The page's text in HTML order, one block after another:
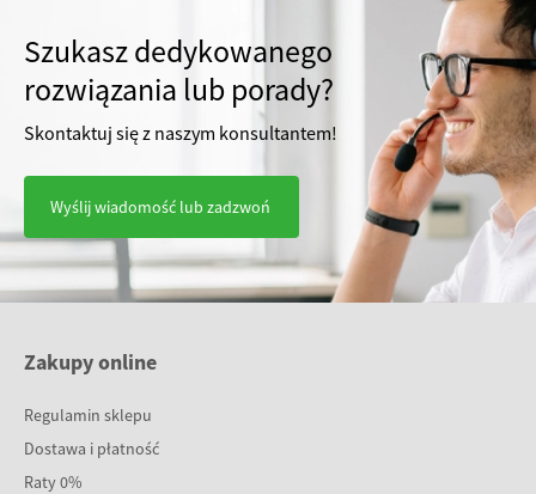
Szukasz dedykowanego
rozwiązania lub porady?
Skontaktuj się z naszym konsultantem!
Wyślij wiadomość lub zadzwoń
Zakupy online
Regulamin sklepu
Dostawa i płatność
Raty 0%